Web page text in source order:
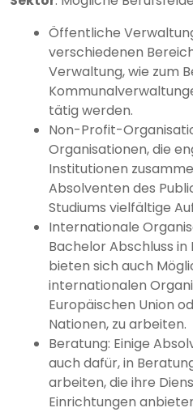
Öffentliche
verschiedenen
Verwaltung, wie zum
tätig werden.
Non-Profit-
Organisationen, die
Institutionen
Absolventen des
Studiums vielfältige
Internationale
Bachelor Abschluss
bieten sich auch
internationalen
Europäischen Union
Nationen, zu arbeiten.
Beratung: Einige
auch dafür, in
arbeiten, die ihre
Einrichtungen